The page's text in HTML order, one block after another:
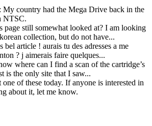
: My country had the Mega Drive back in the
NTSC.
page still somewhat looked at? I am looking
collection, but do not have...
bel article ! aurais tu des adresses a me
? j aimerais faire quelques...
where can I find a scan of the cartridge’s
is the only site that I saw...
one of these today. If anyone is interested in
about it, let me know.